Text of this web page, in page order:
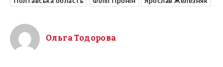
Ольга Тодорова